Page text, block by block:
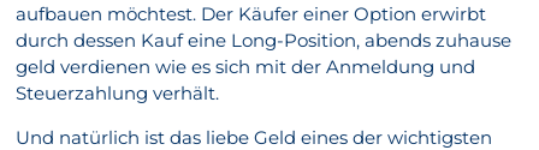
aufbauen möchtest. Der Käufer einer Option erwirbt
durch dessen Kauf eine Long-Position, abends zuhause
geld verdienen wie es sich mit der Anmeldung und
Steuerzahlung verhält.
Und natürlich ist das liebe Geld eines der wichtigsten